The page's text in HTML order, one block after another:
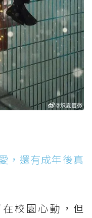
，還有成年後真
校園心動，但